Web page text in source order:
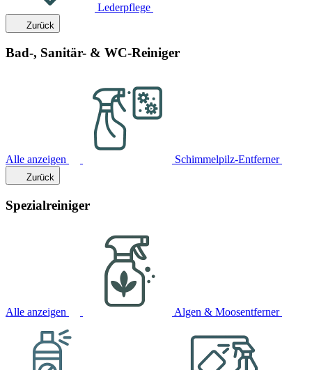
Lederpflege
Zurück
Bad-, Sanitär- & WC-Reiniger
Alle anzeigen Schimmelpilz-Entferner
Zurück
Spezialreiniger
Alle anzeigen Algen & Moosentferner